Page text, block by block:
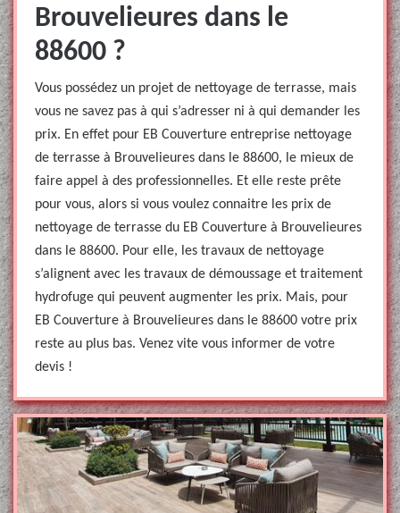
Brouvelieures dans le
88600 ?
Vous possédez un projet de nettoyage de terrasse, mais
vous ne savez pas à qui s’adresser ni à qui demander les
prix. En effet pour EB Couverture entreprise nettoyage
de terrasse à Brouvelieures dans le 88600, le mieux de
faire appel à des professionnelles. Et elle reste prête
pour vous, alors si vous voulez connaitre les prix de
nettoyage de terrasse du EB Couverture à Brouvelieures
dans le 88600. Pour elle, les travaux de nettoyage
s’alignent avec les travaux de démoussage et traitement
hydrofuge qui peuvent augmenter les prix. Mais, pour
EB Couverture à Brouvelieures dans le 88600 votre prix
reste au plus bas. Venez vite vous informer de votre
devis !